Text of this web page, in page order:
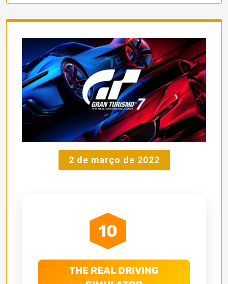
2 de março de 2022
10
THE REAL DRIVING